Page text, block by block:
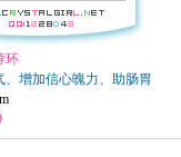
环
、增加信心魄力、助肠胃